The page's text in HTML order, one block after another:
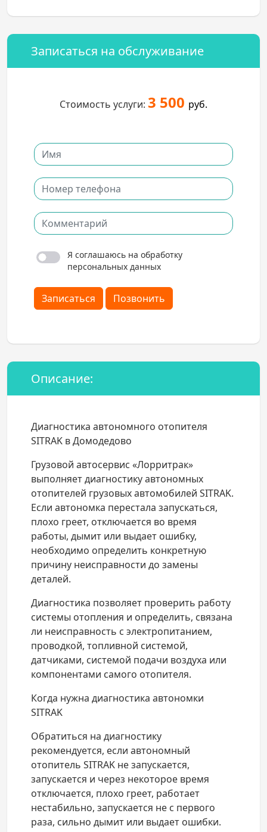
Записаться на обслуживание
Стоимость услуги: 3 500 руб.
Я соглашаюсь на обработку
персональных данных
Записаться Позвонить
Описание:
Диагностика автономного отопителя
SITRAK в Домодедово
Грузовой автосервис «Лорритрак»
выполняет диагностику автономных
отопителей грузовых автомобилей SITRAK.
Если автономка перестала запускаться,
плохо греет, отключается во время
работы, дымит или выдает ошибку,
необходимо определить конкретную
причину неисправности до замены
деталей.
Диагностика позволяет проверить работу
системы отопления и определить, связана
ли неисправность с электропитанием,
проводкой, топливной системой,
датчиками, системой подачи воздуха или
компонентами самого отопителя.
Когда нужна диагностика автономки
SITRAK
Обратиться на диагностику
рекомендуется, если автономный
отопитель SITRAK не запускается,
запускается и через некоторое время
отключается, плохо греет, работает
нестабильно, запускается не с первого
раза, сильно дымит или выдает ошибки.